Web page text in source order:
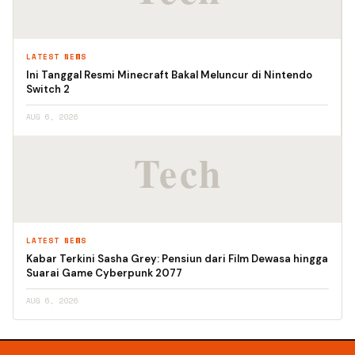
LATEST NEWS
Ini Tanggal Resmi Minecraft Bakal Meluncur di Nintendo
Switch 2
AUG 6, 2026
LATEST NEWS
Kabar Terkini Sasha Grey: Pensiun dari Film Dewasa hingga
Suarai Game Cyberpunk 2077
AUG 6, 2026